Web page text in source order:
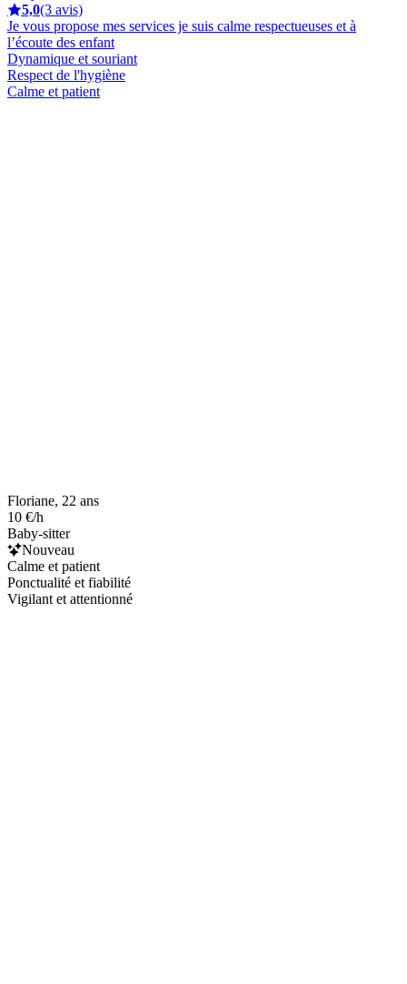
5,0(3 avis)
Je vous propose mes services je suis calme respectueuses et à
l’écoute des enfant
Dynamique et souriant
Respect de l'hygiène
Calme et patient
Floriane, 22 ans
10 €/h
Baby-sitter
Nouveau
Calme et patient
Ponctualité et fiabilité
Vigilant et attentionné